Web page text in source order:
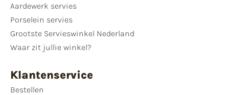
Aardewerk servies
Porselein servies
Grootste Servieswinkel Nederland
Waar zit jullie winkel?
Klantenservice
Bestellen